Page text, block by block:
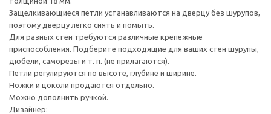
Защелкивающиеся петли устанавливаются на дверцу без шурупов,
поэтому дверцу легко снять и помыть.
Для разных стен требуются различные крепежные
приспособления. Подберите подходящие для ваших стен шурупы,
дюбели, саморезы и т. п. (не прилагаются).
Петли регулируются по высоте, глубине и ширине.
Ножки и цоколи продаются отдельно.
Можно дополнить ручкой.
Дизайнер: